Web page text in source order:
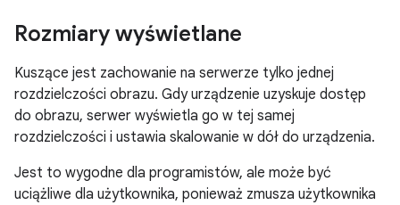
Rozmiary wyświetlane
Kuszące jest zachowanie na serwerze tylko jednej
rozdzielczości obrazu. Gdy urządzenie uzyskuje dostęp
do obrazu, serwer wyświetla go w tej samej
rozdzielczości i ustawia skalowanie w dół do urządzenia.
Jest to wygodne dla programistów, ale może być
uciążliwe dla użytkownika, ponieważ zmusza użytkownika